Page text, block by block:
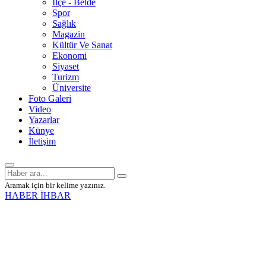
İlçe - Belde
Spor
Sağlık
Magazin
Kültür Ve Sanat
Ekonomi
Siyaset
Turizm
Üniversite
Foto Galeri
Video
Yazarlar
Künye
İletişim
Aramak için bir kelime yazınız.
HABER İHBAR